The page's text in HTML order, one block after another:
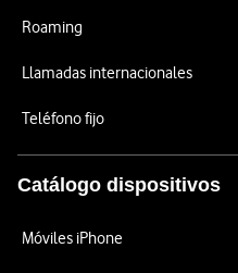
Roaming
Llamadas internacionales
Teléfono fijo
Catálogo dispositivos
Móviles iPhone